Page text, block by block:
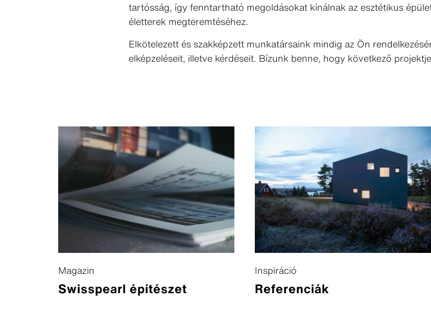
tartósság, így fenntartható megoldásokat kínálnak az esztétikus
életterek megteremtéséhez.
Elkötelezett és szakképzett munkatársaink mindig az Ön
elképzeléseit, illetve kérdéseit. Bízunk benne, hogy következő
Magazin
Swisspearl építészet
Inspiráció
Referenciák